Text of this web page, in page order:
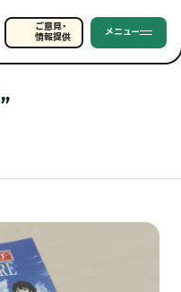
ご意見・
情報提供 メニュー
”